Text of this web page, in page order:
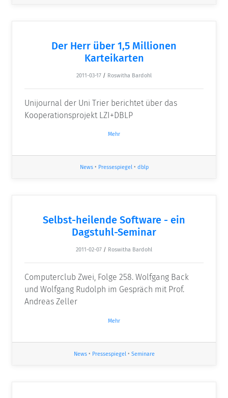
Der Herr über 1,5 Millionen
Karteikarten
2011-03-17 / Roswitha Bardohl
Unijournal der Uni Trier berichtet über das
Kooperationsprojekt LZI+DBLP
Mehr
News• Pressespiegel• dblp
Selbst-heilende Software - ein
Dagstuhl-Seminar
2011-02-07 / Roswitha Bardohl
Computerclub Zwei, Folge 258. Wolfgang Back
und Wolfgang Rudolph im Gespräch mit Prof.
Andreas Zeller
Mehr
News• Pressespiegel• Seminare